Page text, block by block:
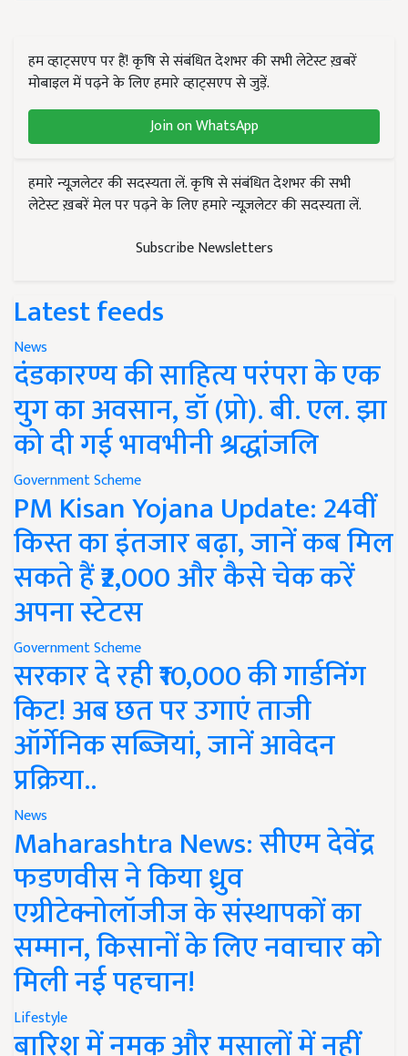
हम व्हाट्सएप पर हैं! कृषि से संबंधित देशभर की सभी लेटेस्ट ख़बरें
मोबाइल में पढ़ने के लिए हमारे व्हाट्सएप से जुड़ें.
Join on WhatsApp
हमारे न्यूज़लेटर की सदस्यता लें. कृषि से संबंधित देशभर की सभी
लेटेस्ट ख़बरें मेल पर पढ़ने के लिए हमारे न्यूज़लेटर की सदस्यता लें.
Subscribe Newsletters
Latest feeds
News
दंडकारण्य की साहित्य परंपरा के एक
युग का अवसान, डॉ (प्रो). बी. एल. झा
को दी गई भावभीनी श्रद्धांजलि
Government Scheme
PM Kisan Yojana Update: 24वीं
किस्त का इंतजार बढ़ा, जानें कब मिल
सकते हैं ₹2,000 और कैसे चेक करें
अपना स्टेटस
Government Scheme
सरकार दे रही ₹10,000 की गार्डनिंग
किट! अब छत पर उगाएं ताजी
ऑर्गेनिक सब्जियां, जानें आवेदन
प्रक्रिया..
News
Maharashtra News: सीएम देवेंद्र
फडणवीस ने किया ध्रुव
एग्रीटेक्नोलॉजीज के संस्थापकों का
सम्मान, किसानों के लिए नवाचार को
मिली नई पहचान!
Lifestyle
बारिश में नमक और मसालों में नहीं